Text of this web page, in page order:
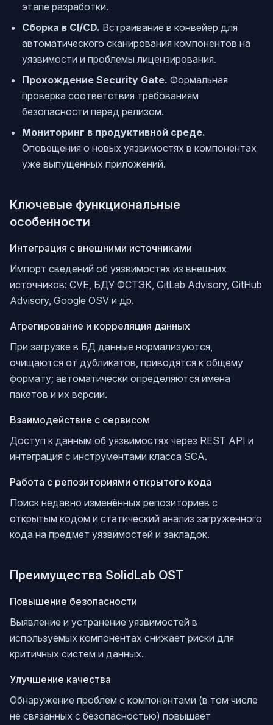
этапе разработки.
Сборка в CI/CD. Встраивание в конвейер для
автоматического сканирования компонентов на
уязвимости и проблемы лицензирования.
Прохождение Security Gate. Формальная
проверка соответствия требованиям
безопасности перед релизом.
Мониторинг в продуктивной среде.
Оповещения о новых уязвимостях в компонентах
уже выпущенных приложений.
Ключевые функциональные
особенности
Интеграция с внешними источниками
Импорт сведений об уязвимостях из внешних
источников: CVE, БДУ ФСТЭК, GitLab Advisory, GitHub
Advisory, Google OSV и др.
Агрегирование и корреляция данных
При загрузке в БД данные нормализуются,
очищаются от дубликатов, приводятся к общему
формату; автоматически определяются имена
пакетов и их версии.
Взаимодействие с сервисом
Доступ к данным об уязвимостях через REST API и
интеграция с инструментами класса SCA.
Работа с репозиториями открытого кода
Поиск недавно изменённых репозиториев с
открытым кодом и статический анализ загруженного
кода на предмет уязвимостей и закладок.
Преимущества SolidLab OST
Повышение безопасности
Выявление и устранение уязвимостей в
используемых компонентах снижает риски для
критичных систем и данных.
Улучшение качества
Обнаружение проблем с компонентами (в том числе
не связанных с безопасностью) повышает